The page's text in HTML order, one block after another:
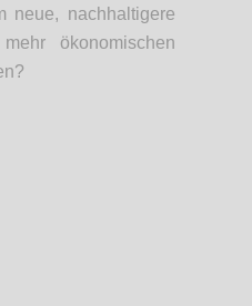
neue, nachhaltigere
ökonomischen